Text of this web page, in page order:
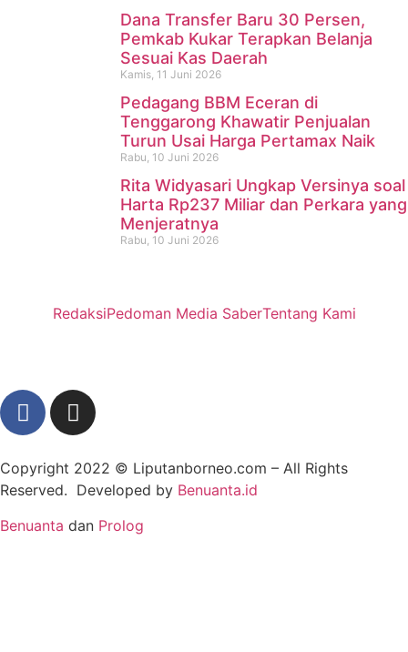
Dana Transfer Baru 30 Persen,
Pemkab Kukar Terapkan Belanja
Sesuai Kas Daerah
Kamis, 11 Juni 2026
Pedagang BBM Eceran di
Tenggarong Khawatir Penjualan
Turun Usai Harga Pertamax Naik
Rabu, 10 Juni 2026
Rita Widyasari Ungkap Versinya soal
Harta Rp237 Miliar dan Perkara yang
Menjeratnya
Rabu, 10 Juni 2026
RedaksiPedoman Media SaberTentang Kami
Copyright 2022 © Liputanborneo.com – All Rights
Reserved. Developed by Benuanta.id
Benuanta dan Prolog